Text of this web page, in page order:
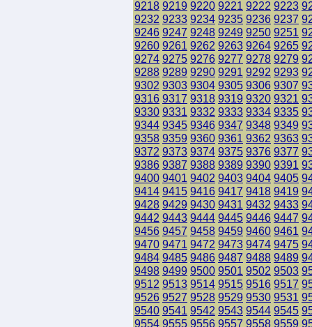
9218 9219 9220 9221 9222 9223
9232 9233 9234 9235 9236 9237
9246 9247 9248 9249 9250 9251
9260 9261 9262 9263 9264 9265
9274 9275 9276 9277 9278 9279
9288 9289 9290 9291 9292 9293
9302 9303 9304 9305 9306 9307
9316 9317 9318 9319 9320 9321
9330 9331 9332 9333 9334 9335
9344 9345 9346 9347 9348 9349
9358 9359 9360 9361 9362 9363
9372 9373 9374 9375 9376 9377
9386 9387 9388 9389 9390 9391
9400 9401 9402 9403 9404 9405
9414 9415 9416 9417 9418 9419
9428 9429 9430 9431 9432 9433
9442 9443 9444 9445 9446 9447
9456 9457 9458 9459 9460 9461
9470 9471 9472 9473 9474 9475
9484 9485 9486 9487 9488 9489
9498 9499 9500 9501 9502 9503
9512 9513 9514 9515 9516 9517
9526 9527 9528 9529 9530 9531
9540 9541 9542 9543 9544 9545
9554 9555 9556 9557 9558 9559